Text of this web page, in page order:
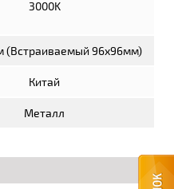
3000K
(Встраиваемый 96х96мм)
Китай
Металл